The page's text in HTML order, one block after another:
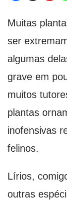
Muitas
ser
algumas
grave em
muitos
plantas
inofensivas
felinos.
Lírios,
outras